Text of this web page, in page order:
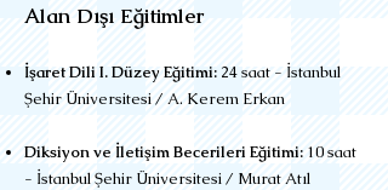
Alan Dışı Eğitimler​
İşaret Dili I. Düzey Eğitimi: 24 saat - İstanbul
Şehir Üniversitesi / A. Kerem Erkan
Diksiyon ve İletişim Becerileri Eğitimi: 10 saat
- İstanbul Şehir Üniversitesi / Murat Atıl